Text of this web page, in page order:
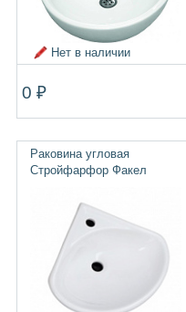
Нет в наличии
0 ₽
Раковина угловая
Стройфарфор Факел